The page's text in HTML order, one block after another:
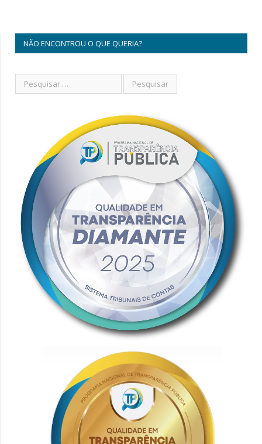
NÃO ENCONTROU O QUE QUERIA?